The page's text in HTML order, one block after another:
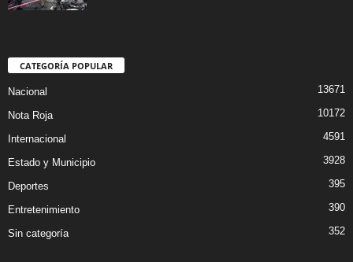
CATEGORÍA POPULAR
Nacional 13671
Nota Roja 10172
Internacional 4591
Estado y Municipio 3928
Deportes 395
Entretenimiento 390
Sin categoría 352